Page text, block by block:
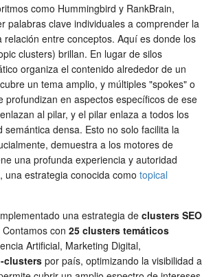
como Hummingbird y RankBrain,
palabras clave individuales a comprender la
relación entre conceptos. Aquí es donde los
clusters) brillan. En lugar de silos
organiza el contenido alrededor de un
un tema amplio, y múltiples "spokes" o
profundizan en aspectos específicos de ese
al pilar, y el pilar enlaza a todos los
densa. Esto no solo facilita la
demuestra a los motores de
una profunda experiencia y autoridad
una estrategia conocida como topical
una estrategia de clusters SEO
con 25 clusters temáticos
Artificial, Marketing Digital,
clusters por país, optimizando la visibilidad a